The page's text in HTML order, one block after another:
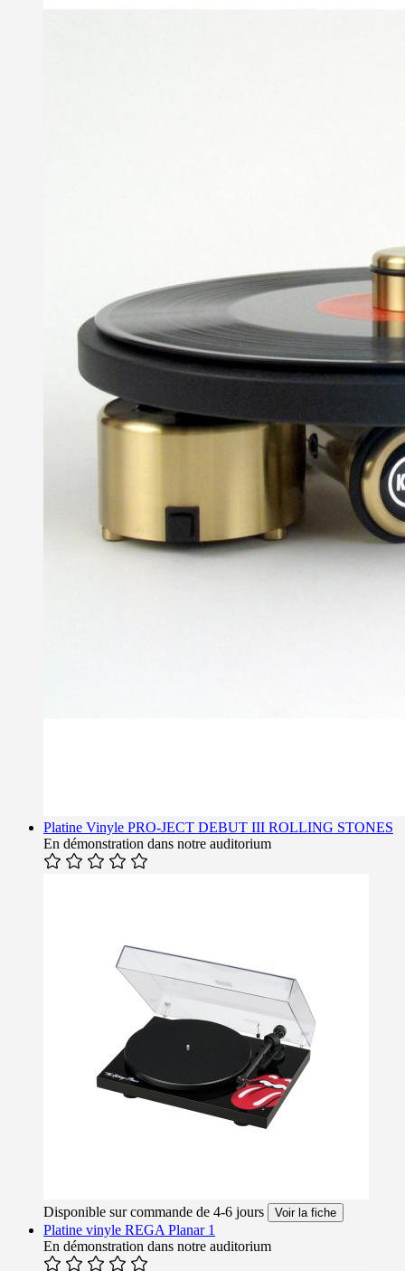
Platine Vinyle PRO-JECT DEBUT III ROLLING STONES
En démonstration dans notre auditorium
Disponible sur commande de 4-6 jours Voir la fiche
Platine vinyle REGA Planar 1
En démonstration dans notre auditorium